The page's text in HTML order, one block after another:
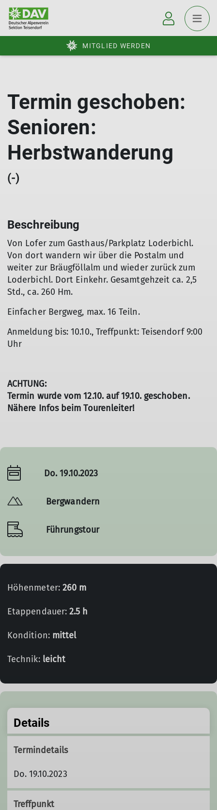
MITGLIED WERDEN
Termin geschoben:
Senioren:
Herbstwanderung
(-)
Beschreibung
Von Lofer zum Gasthaus/Parkplatz Loderbichl.
Von dort wandern wir über die Postalm und
weiter zur Bräugföllalm und wieder zurück zum
Loderbichl. Dort Einkehr. Gesamtgehzeit ca. 2,5
Std., ca. 260 Hm.
Einfacher Bergweg, max. 16 Teiln.
Anmeldung bis: 10.10., Treffpunkt: Teisendorf 9:00
Uhr
ACHTUNG:
Termin wurde vom 12.10. auf 19.10. geschoben.
Nähere Infos beim Tourenleiter!
Do. 19.10.2023
Bergwandern
Führungstour
Höhenmeter: 260 m
Etappendauer:2.5 h
Kondition: mittel
Technik: leicht
Details
Termindetails
Do. 19.10.2023
Treffpunkt